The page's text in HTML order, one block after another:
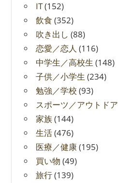
IT(152)
飲食 (352)
吹き出し (88)
恋愛／恋人 (116)
中学生／高校生 (148)
子供／小学生 (234)
勉強／学校 (93)
スポーツ／アウトドア
家族(144)
生活(476)
医療／健康(195)
買い物 (49)
旅行(139)